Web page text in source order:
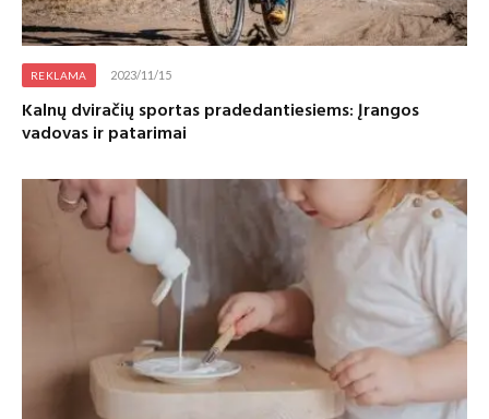
REKLAMA 2023/11/15
Kalnų dviračių sportas pradedantiesiems: Įrangos
vadovas ir patarimai